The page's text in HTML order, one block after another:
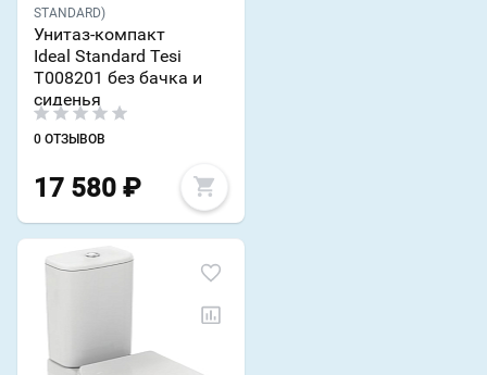
STANDARD)
Унитаз-компакт
Ideal Standard Tesi
T008201 без бачка и
сиденья
0 ОТЗЫВОВ
17 580 ₽